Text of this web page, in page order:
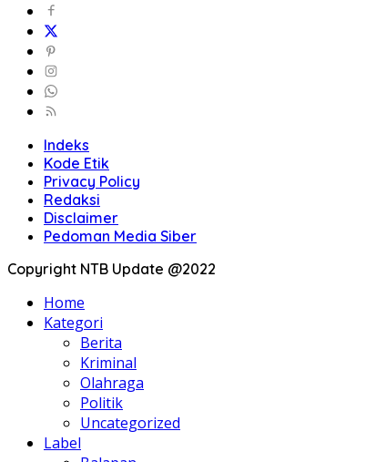
Indeks
Kode Etik
Privacy Policy
Redaksi
Disclaimer
Pedoman Media Siber
Copyright NTB Update @2022
Home
Kategori
Berita
Kriminal
Olahraga
Politik
Uncategorized
Label